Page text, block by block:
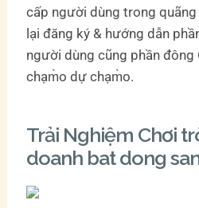
cấp người dùng trong
lại đăng ký & hướng dẫn
người dùng cũng phần đông
chạm̀o dự chạm̀o.
Trải Nghiệm Chơi
doanh bat dong